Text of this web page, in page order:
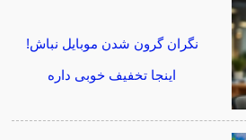
نگران گرون شدن موبایل نباش!
اینجا تخفیف خوبی داره